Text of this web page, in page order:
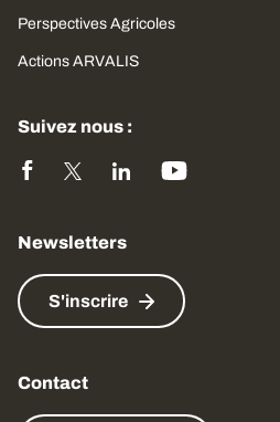
Perspectives Agricoles
Actions ARVALIS
Suivez nous :
Newsletters
S'inscrire
Contact